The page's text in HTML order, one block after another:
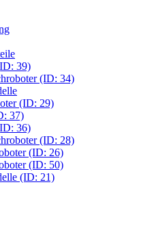
39)
(ID: 34)
(ID: 29)
37)
36)
(ID: 28)
(ID: 26)
(ID: 50)
(ID: 21)